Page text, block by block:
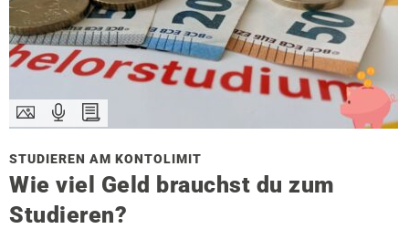
STUDIEREN AM KONTOLIMIT
Wie viel Geld brauchst du zum
Studieren?